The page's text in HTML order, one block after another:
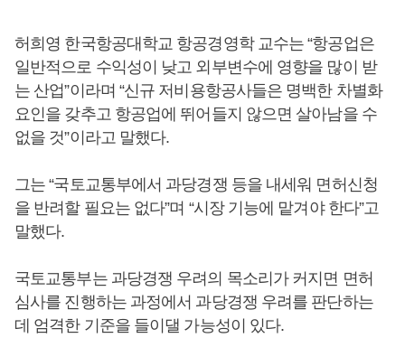
허희영 한국항공대학교 항공경영학 교수는 “항공업은
일반적으로 수익성이 낮고 외부변수에 영향을 많이 받
는 산업”이라며 “신규 저비용항공사들은 명백한 차별화
요인을 갖추고 항공업에 뛰어들지 않으면 살아남을 수
없을 것”이라고 말했다.
그는 “국토교통부에서 과당경쟁 등을 내세워 면허신청
을 반려할 필요는 없다”며 “시장 기능에 맡겨야 한다”고
말했다.
국토교통부는 과당경쟁 우려의 목소리가 커지면 면허
심사를 진행하는 과정에서 과당경쟁 우려를 판단하는
데 엄격한 기준을 들이댈 가능성이 있다.